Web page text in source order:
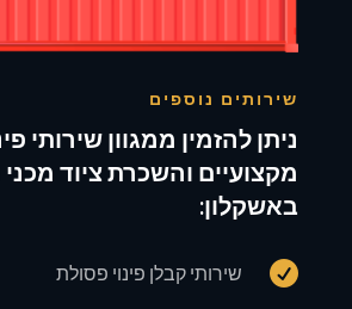
שירותים נוספים
ניתן להזמין ממגוון שירותי
מקצועיים והשכרת ציוד מכני
באשקלון:
 שירותי קבלן פינוי פסולת